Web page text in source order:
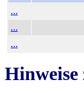
...
...
...